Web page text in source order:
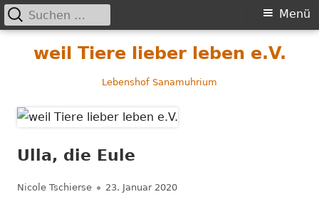
weil Tiere lieber leben e.V.
Lebenshof Sanamuhrium
Primäres
Menü
Menü
Suchen
nach:
Ulla, die Eule
Autor
Nicole Tschierse Veröffentlicht
23. Januar 2020